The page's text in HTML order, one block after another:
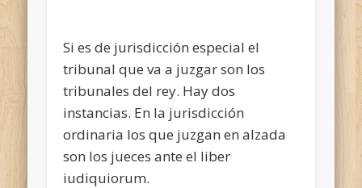
Si es de jurisdicción especial el
tribunal que va a juzgar son los
tribunales del rey. Hay dos
instancias. En la jurisdicción
ordinaria los que juzgan en alzada
son los jueces ante el liber
iudiquiorum.